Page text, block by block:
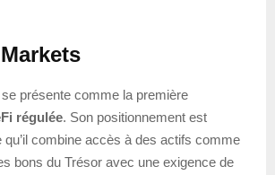
se présente comme la première
régulée. Son positionnement est
qu’il combine accès à des actifs comme
bons du Trésor avec une exigence de